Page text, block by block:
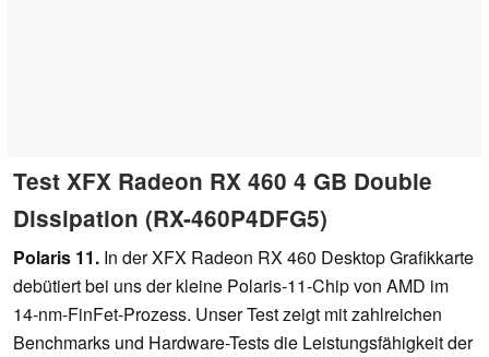
Test XFX Radeon RX 460 4 GB Double
Dissipation (RX-460P4DFG5)
Polaris 11. In der XFX Radeon RX 460 Desktop Grafikkarte
debütiert bei uns der kleine Polaris-11-Chip von AMD im
14-nm-FinFet-Prozess. Unser Test zeigt mit zahlreichen
Benchmarks und Hardware-Tests die Leistungsfähigkeit der